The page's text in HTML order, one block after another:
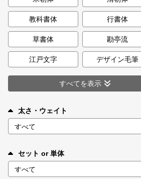
マイページ
お気に入り
ご利用ガイド
お問い合わせ
教科書体 行書体
草書体 勘亭流
江戸文字 デザイン毛筆
すべてを表示
太さ・ウェイト
セット or 単体